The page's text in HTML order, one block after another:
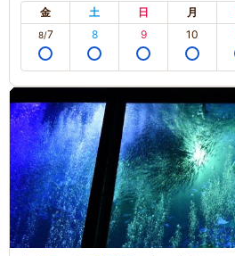
金 土 日 月
8/7 8 9 10